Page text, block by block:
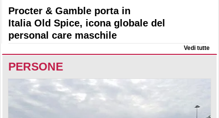
Procter & Gamble porta in
Italia Old Spice, icona globale del
personal care maschile
Vedi tutte
PERSONE